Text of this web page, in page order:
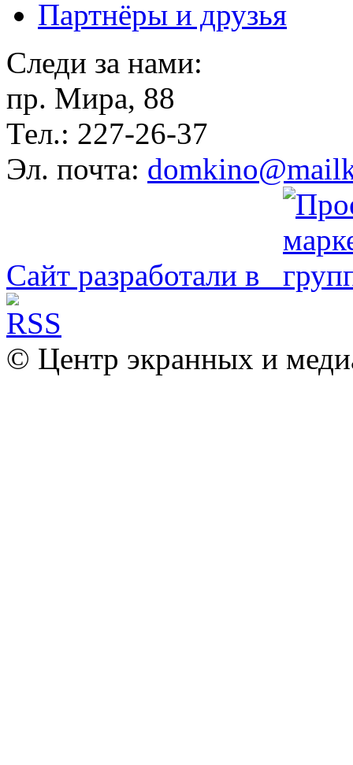
Партнёры и друзья
Следи за нами:
пр. Мира, 88
Тел.: 227-26-37
Эл. почта:
Сайт разработали в
© Центр экранных и